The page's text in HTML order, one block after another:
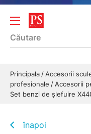
Principala Accesorii
profesionale
Accesorii
Set benzi de şlefuire
înapoi